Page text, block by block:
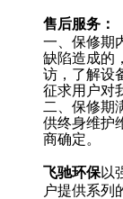
售后服务：
一、保修期
缺陷造成的
访，了解设
征求用户对
二、保修期
供终身维护
商确定。
飞驰环保以
户提供系列